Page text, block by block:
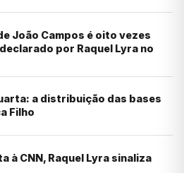
João Campos é oito vezes
por Raquel Lyra no
a distribuição das bases
Filho
à CNN, Raquel Lyra sinaliza